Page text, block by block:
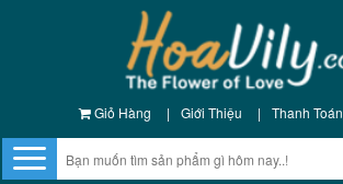
Giỏ Hàng | Giới Thiệu | Thanh Toán